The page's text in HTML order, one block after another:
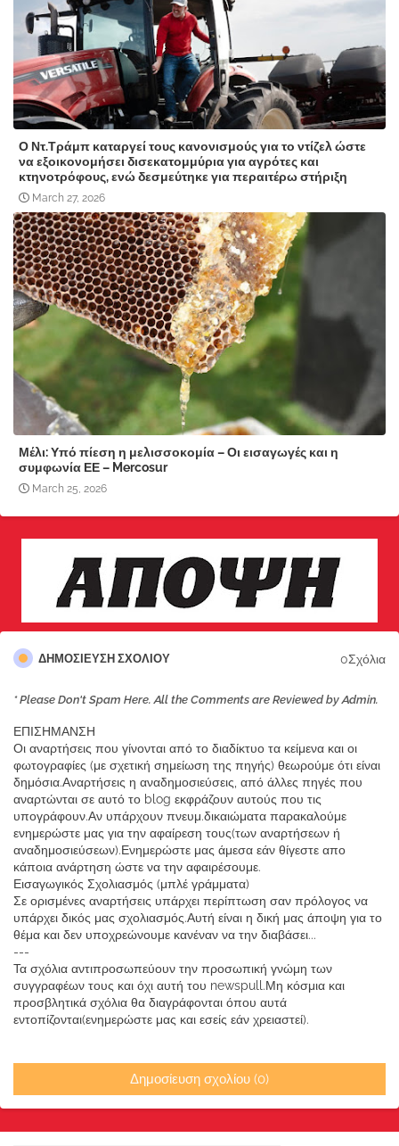
Ο Ντ.Τράμπ καταργεί τους κανονισμούς για το ντίζελ ώστε
να εξοικονομήσει δισεκατομμύρια για αγρότες και
κτηνοτρόφους, ενώ δεσμεύτηκε για περαιτέρω στήριξη
March 27, 2026
Μέλι: Υπό πίεση η μελισσοκομία – Οι εισαγωγές και η
συμφωνία ΕΕ – Mercosur
March 25, 2026
ΔΗΜΟΣΊΕΥΣΗ ΣΧΟΛΊΟΥ 0Σχόλια
* Please Don't Spam Here. All the Comments are Reviewed by Admin.
ΕΠΙΣΗΜΑΝΣΗ
Οι αναρτήσεις που γίνονται από το διαδίκτυο τα κείμενα και οι
φωτογραφίες (με σχετική σημείωση της πηγής) θεωρούμε ότι είναι
δημόσια.Αναρτήσεις η αναδημοσιεύσεις, από άλλες πηγές που
αναρτώνται σε αυτό το blog εκφράζουν αυτούς που τις
υπογράφουν.Αν υπάρχουν πνευμ.δικαιώματα παρακαλούμε
ενημερώστε μας για την αφαίρεση τους(των αναρτήσεων ή
αναδημοσιεύσεων).Ενημερώστε μας άμεσα εάν θίγεστε απο
κάποια ανάρτηση ώστε να την αφαιρέσουμε.
Εισαγωγικός Σχολιασμός (μπλέ γράμματα)
Σε ορισμένες αναρτήσεις υπάρχει περίπτωση σαν πρόλογος να
υπάρχει δικός μας σχολιασμός.Αυτή είναι η δική μας άποψη για το
θέμα και δεν υποχρεώνουμε κανέναν να την διαβάσει...
---
Τα σχόλια αντιπροσωπεύουν την προσωπική γνώμη των
συγγραφέων τους και όχι αυτή του newspull.Μη κόσμια και
προσβλητικά σχόλια θα διαγράφονται όπου αυτά
εντοπίζονται(ενημερώστε μας και εσείς εάν χρειαστεί).
Δημοσίευση σχολίου (0)